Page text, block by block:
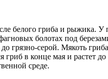
белого гриба и рыжика. У
болотах под
серой. Мякоть
гриб в конце мая и растет
среде.